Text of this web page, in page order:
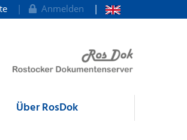
Anmelden
Über RosDok